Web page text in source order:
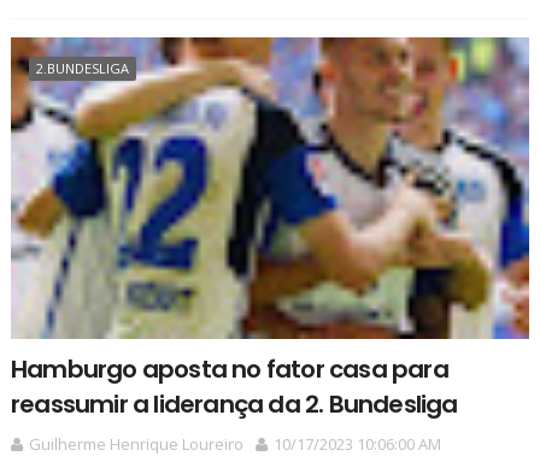
2.BUNDESLIGA
Hamburgo aposta no fator casa para
reassumir a liderança da 2. Bundesliga
Guilherme Henrique Loureiro
10/17/2023 10:06:00 AM